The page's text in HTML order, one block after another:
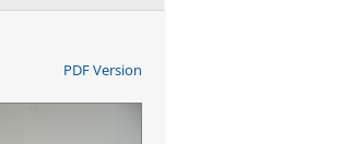
PDF Version